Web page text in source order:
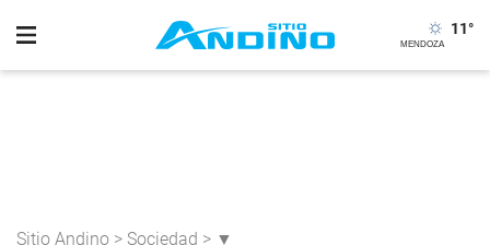
11°
Sitio Andino > Sociedad > ▼